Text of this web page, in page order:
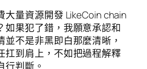
大量資源開發 LikeCoin chain
如果犯了錯，我願意承認和
並不是非黑即白那麼清晰，
扛到肩上，不如把過程解釋
行判斷。